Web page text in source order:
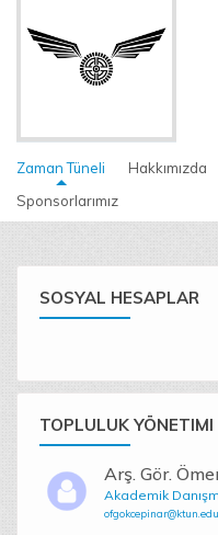
Zaman Tüneli Hakkımızda
Sponsorlarımız
SOSYAL HESAPLAR
TOPLULUK YÖNETIMI
Arş. Gör.
Akademik